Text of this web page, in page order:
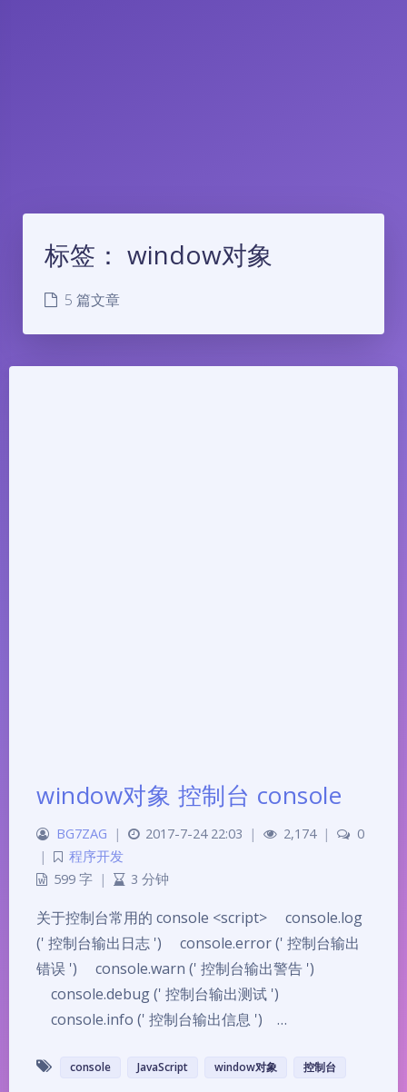
标签： window对象
5 篇文章
window对象 控制台 console
BG7ZAG | 2017-7-24 22:03 | 2,174 |
0
|
程序开发
599 字 | 3 分钟
关于控制台常用的 console <script> console.log
(' 控制台输出日志 ') console.error (' 控制台输出
错误 ') console.warn (' 控制台输出警告 ')
console.debug (' 控制台输出测试 ')
console.info (' 控制台输出信息 ') …
console JavaScript window对象 控制台